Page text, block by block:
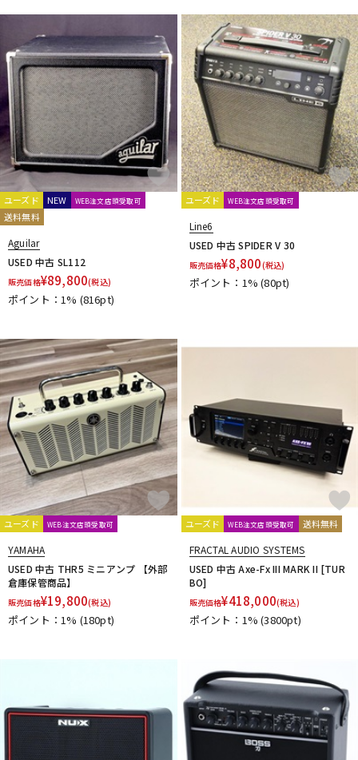
ユーズド NEW WEB注文店頭受取可
送料無料
Aguilar
USED 中古 SL112
販売価格¥89,800(税込)
ポイント：1% (816pt)
ユーズド WEB注文店頭受取可
Line6
USED 中古 SPIDER V 30
販売価格¥8,800(税込)
ポイント：1%(80pt)
ユーズド WEB注文店頭受取可
YAMAHA
USED 中古 THR5 ミニアンプ 【外部
倉庫保管商品】
販売価格¥19,800(税込)
ポイント：1% (180pt)
ユーズド WEB注文店頭受取可 送料無料
FRACTAL AUDIO SYSTEMS
USED 中古 Axe-Fx III MARK II [TUR
BO]
販売価格¥418,000(税込)
ポイント：1%(3800pt)